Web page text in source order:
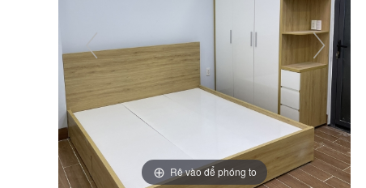
Rê vào để phóng to